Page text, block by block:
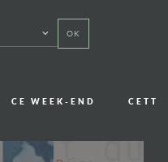
OK
CE WEEK-END